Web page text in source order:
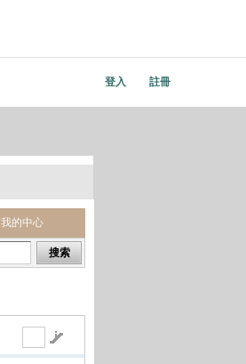
登入 註冊
我的中心
搜索